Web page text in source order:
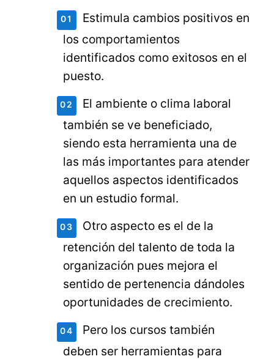
Estimula cambios positivos en
los comportamientos
identificados como exitosos en el
puesto.
El ambiente o clima laboral
también se ve beneficiado,
siendo esta herramienta una de
las más importantes para atender
aquellos aspectos identificados
en un estudio formal.
Otro aspecto es el de la
retención del talento de toda la
organización pues mejora el
sentido de pertenencia dándoles
oportunidades de crecimiento.
Pero los cursos también
deben ser herramientas para